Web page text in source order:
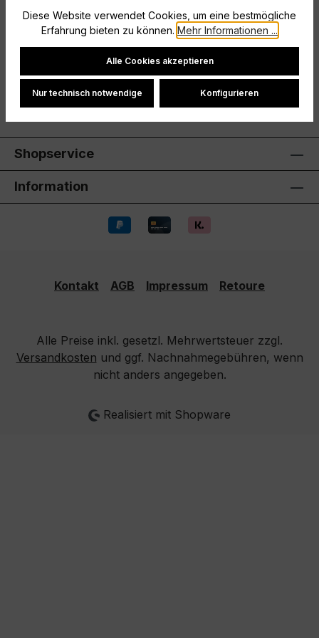
beliebtesten Sport d…Mehr
Hersteller
Bewertungen
Shopservice
Information
Kontakt AGB Impressum Retoure
Alle Preise inkl. gesetzl. Mehrwertsteuer zzgl.
Versandkosten und ggf. Nachnahmegebühren, wenn
nicht anders angegeben.
Realisiert mit Shopware
Diese Website verwendet Cookies, um eine bestmögliche
Erfahrung bieten zu können. Mehr Informationen ...
Cookie-Einstellungen
Alle Cookies akzeptieren
Nur technisch notwendige Konfigurieren